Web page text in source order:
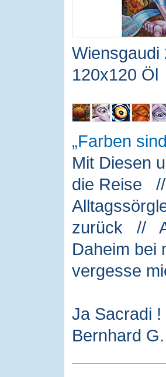
Wiensgaudi
120x120 Öl
Farben
Mit Diesen
die Reise
zurück //
Daheim
vergesse
Ja Sacradi
Bernhard